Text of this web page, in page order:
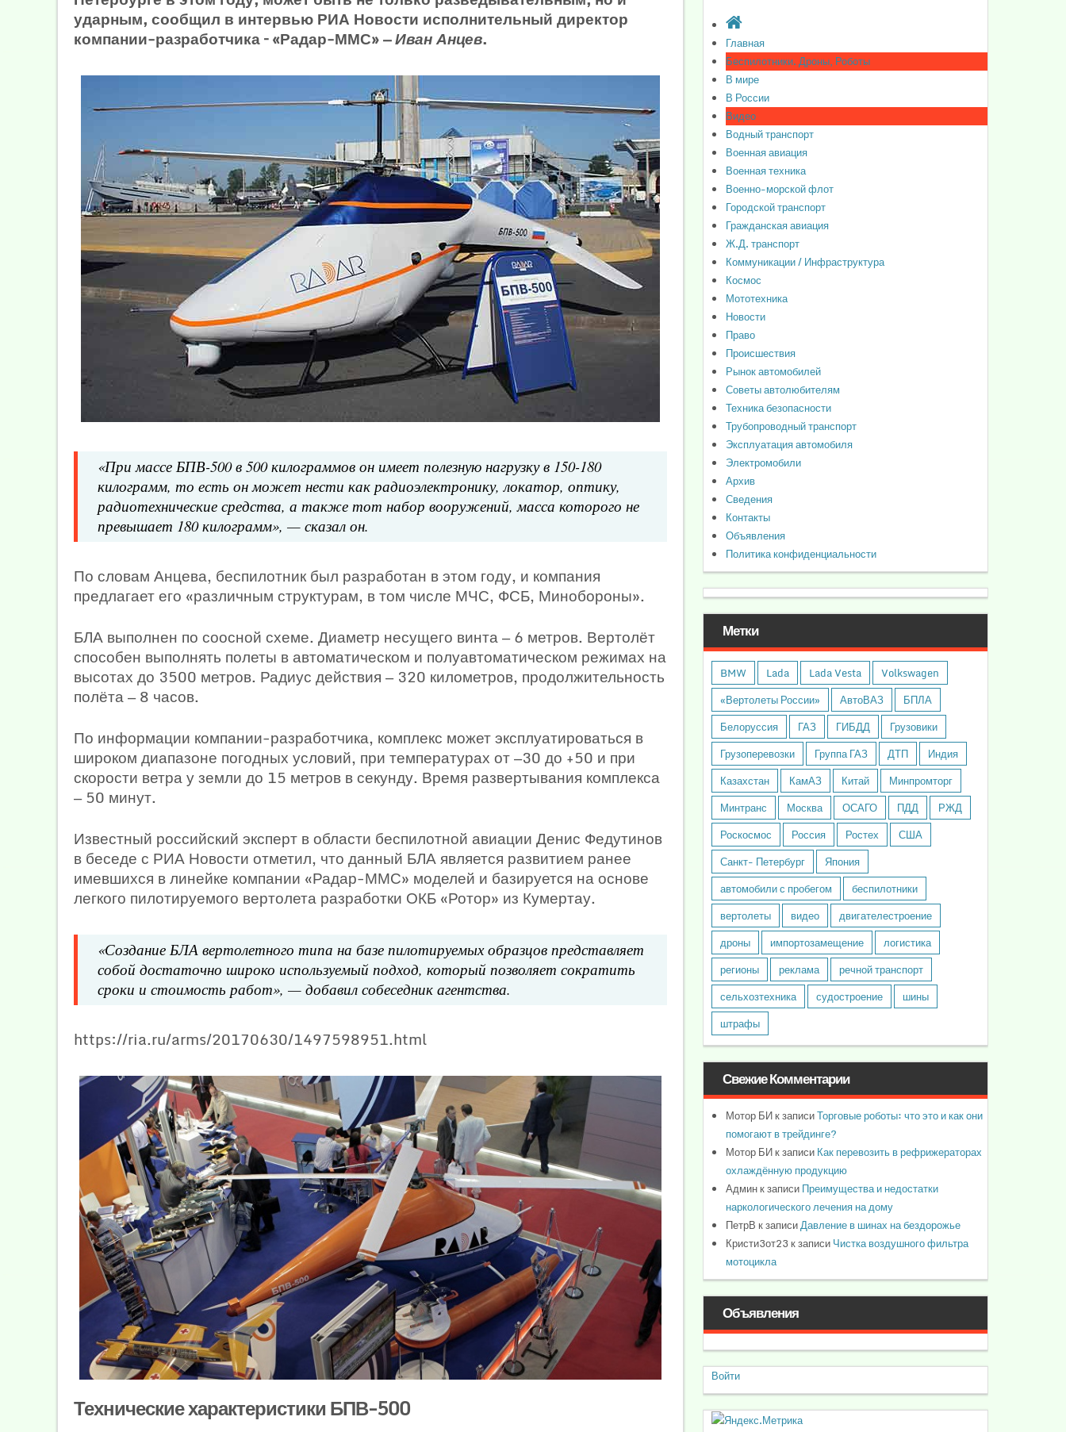
ударным, сообщил в интервью РИА Новости исполнительный директор
компании-разработчика – «Радар-ММС» —Иван Анцев.
«При массе БПВ-500 в 500 килограммов он имеет полезную нагрузку в 150-180
килограмм, то есть он может нести как радиоэлектронику, локатор, оптику,
радиотехнические средства, а также тот набор вооружений, масса которого не
превышает 180 килограмм», — сказал он.
По словам Анцева, беспилотник был разработан в этом году, и компания
предлагает его «различным структурам, в том числе МЧС, ФСБ, Минобороны».
БЛА выполнен по соосной схеме. Диаметр несущего винта — 6 метров. Вертолёт
способен выполнять полеты в автоматическом и полуавтоматическом режимах на
высотах до 3500 метров. Радиус действия — 320 километров, продолжительность
полёта — 8 часов.
По информации компании-разработчика, комплекс может эксплуатироваться в
широком диапазоне погодных условий, при температурах от —30 до +50 и при
скорости ветра у земли до 15 метров в секунду. Время развертывания комплекса
— 50 минут.
Известный российский эксперт в области беспилотной авиации Денис Федутинов
в беседе с РИА Новости отметил, что данный БЛА является развитием ранее
имевшихся в линейке компании «Радар-ММС» моделей и базируется на основе
легкого пилотируемого вертолета разработки ОКБ «Ротор» из Кумертау.
«Создание БЛА вертолетного типа на базе пилотируемых образцов представляет
собой достаточно широко используемый подход, который позволяет сократить
сроки и стоимость работ», — добавил собеседник агентства.
https://ria.ru/arms/20170630/1497598951.html
Технические характеристики БПВ-500
Главная
Беспилотники. Дроны, Роботы
В мире
В России
Видео
Водный транспорт
Военная авиация
Военная техника
Военно-морской флот
Городской транспорт
Гражданская авиация
Ж.Д. транспорт
Коммуникации / Инфраструктура
Космос
Мототехника
Новости
Право
Происшествия
Рынок автомобилей
Советы автолюбителям
Техника безопасности
Трубопроводный транспорт
Эксплуатация автомобиля
Электромобили
Архив
Сведения
Контакты
Объявления
Политика конфиденциальности
Метки
BMW Lada Lada Vesta
Volkswagen
«Вертолеты России»
АвтоВАЗ
БПЛА
Белоруссия
ГАЗ ГИБДД
Грузовики
Грузоперевозки
Группа ГАЗ ДТП
Индия
Казахстан
КамАЗ Китай
Минпромторг
Минтранс
Москва ОСАГО ПДД
РЖД
Роскосмос
Россия Ростех
США
Санкт- Петербург
Япония
автомобили с пробегом
беспилотники
вертолеты
видео
двигателестроение
дроны
импортозамещение
логистика
регионы
реклама
речной транспорт
сельхозтехника
судостроение
шины
штрафы
Свежие Комментарии
Мотор БИк записиТорговые роботы: что это и как они
помогают в трейдинге?
Мотор БИк записиКак перевозить в рефрижераторах
охлаждённую продукцию
Админк записиПреимущества и недостатки
наркологического лечения на дому
ПетрВ к записиДавление в шинах на бездорожье
Кристи3от23 к записиЧистка воздушного фильтра
мотоцикла
Объявления
Войти